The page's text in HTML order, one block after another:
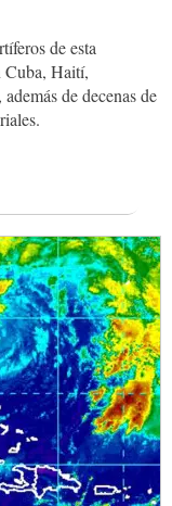
de esta
Cuba, Haití,
de decenas de